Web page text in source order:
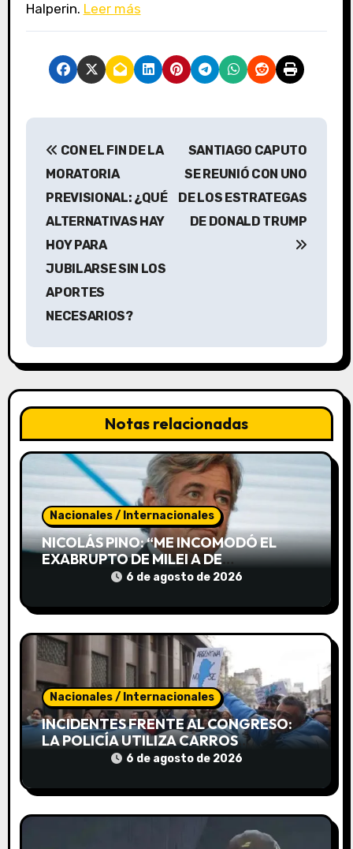
Halperin. Leer más
N
i
ó
d
e
n
r
a
d
a
s
CON EL FIN DE LA
MORATORIA
PREVISIONAL: ¿QUÉ
ALTERNATIVAS HAY
HOY PARA
JUBILARSE SIN LOS
APORTES
NECESARIOS?
SANTIAGO CAPUTO
SE REUNIÓ CON UNO
DE LOS ESTRATEGAS
DE DONALD TRUMP
Notas relacionadas
Nacionales / Internacionales
NICOLÁS PINO: “ME INCOMODÓ EL
EXABRUPTO DE MILEI A DE
MENDIGUREN, PERO SUS DICHOS
6 de agosto de 2026
Nacionales / Internacionales
INCIDENTES FRENTE AL CONGRESO:
LA POLICÍA UTILIZA CARROS
HIDRANTES PARA DISPERSAR LA
6 de agosto de 2026